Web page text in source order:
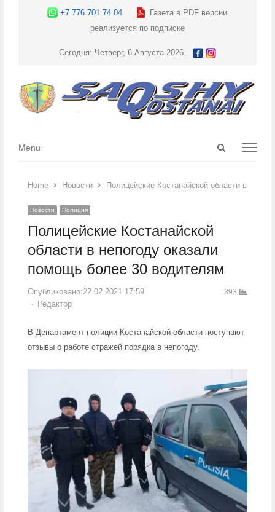
+7 776 701 74 04
Газета в PDF версии
реализуется по подписке
Сегодня: Четверг, 6 Августа 2026
Open
Menu
Menu
Home Новости Полицейские Костанайской области в
Новости Полиция
Полицейские Костанайской
области в непогоду оказали
помощь более 30 водителям
Опубликовано:22.02.2021 17:59
Author
Редактор
393
В Департамент полиции Костанайской области поступают
отзывы о работе стражей порядка в непогоду.